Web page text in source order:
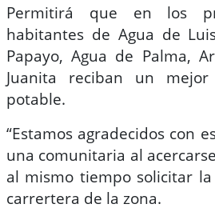
Permitirá que en los
habitantes de Agua de
Papayo, Agua de Palma,
Juanita reciban un
potable.
“Estamos agradecidos con
una comunitaria al
al mismo tiempo solicitar
carrertera de la zona.